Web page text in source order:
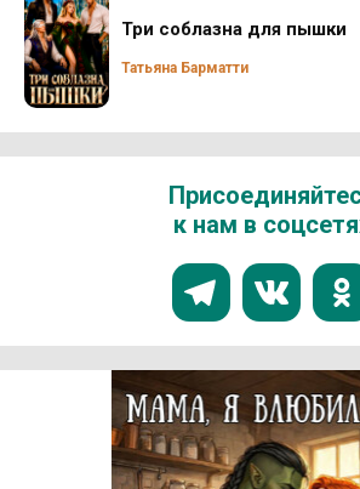
Три соблазна для пышки
Татьяна Барматти
к нам в